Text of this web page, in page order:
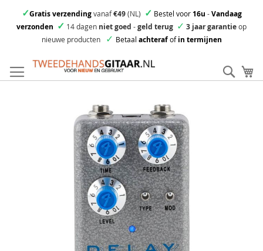
✓Gratis verzendingvanaf€49(NL) ✓ Bestel voor16u -Vandaag
verzonden ✓ 14 dagen niet goed -geld terug ✓ 3 jaar garantieop
nieuwe producten
✓ Betaal achterafofin termijnen
direct
door